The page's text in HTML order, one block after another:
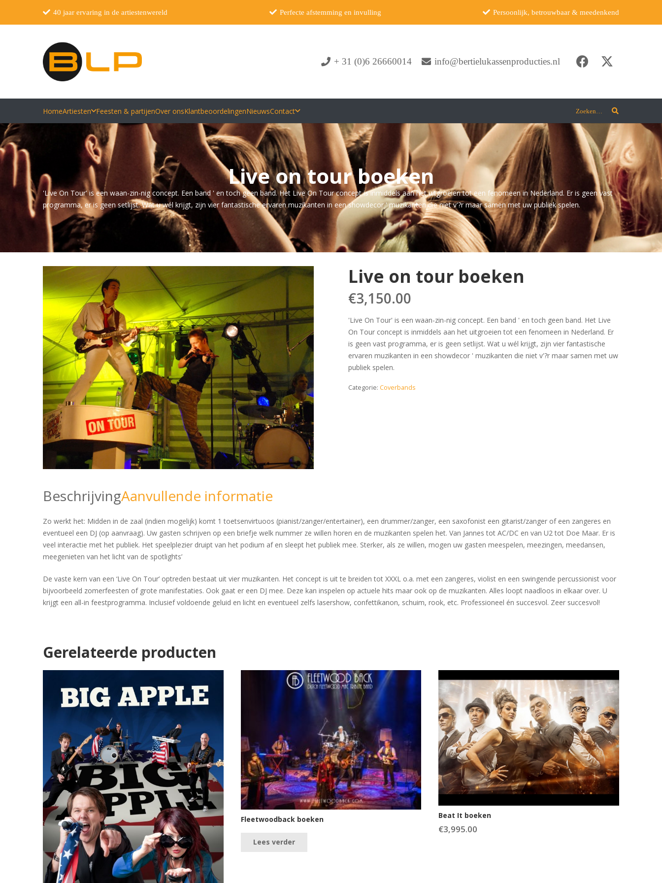
40 jaar ervaring in de artiestenwereld Perfecte afstemming en invulling Persoonlijk, betrouwbaar & meedenkend
+ 31 (0)6 26660014 info@bertielukassenproducties.nl
HomeArtiesten Feesten & partijenOver onsKlantbeoordelingenNieuwsContact Zoeken…
Live on tour boeken
'Live On Tour' is een waan-zin-nig concept. Een band ' en toch geen band. Het Live On Tour concept is inmiddels aan het uitgroeien tot een fenomeen in Nederland. Er is geen vast
programma, er is geen setlijst. Wat u wél krijgt, zijn vier fantastische ervaren muzikanten in een showdecor ' muzikanten die niet v'?r maar samen met uw publiek spelen.
Live on tour boeken
€3,150.00
'Live On Tour' is een waan-zin-nig concept. Een band ' en toch geen band. Het Live
On Tour concept is inmiddels aan het uitgroeien tot een fenomeen in Nederland. Er
is geen vast programma, er is geen setlijst. Wat u wél krijgt, zijn vier fantastische
ervaren muzikanten in een showdecor ' muzikanten die niet v'?r maar samen met uw
publiek spelen.
Categorie:Coverbands
BeschrijvingAanvullende informatie
Zo werkt het: Midden in de zaal (indien mogelijk) komt 1 toetsenvirtuoos (pianist/zanger/entertainer), een drummer/zanger, een saxofonist een gitarist/zanger of een zangeres en
eventueel een DJ (op aanvraag). Uw gasten schrijven op een briefje welk nummer ze willen horen en de muzikanten spelen het. Van Jannes tot AC/DC en van U2 tot Doe Maar. Er is
veel interactie met het publiek. Het speelplezier druipt van het podium af en sleept het publiek mee. Sterker, als ze willen, mogen uw gasten meespelen, meezingen, meedansen,
meegenieten van het licht van de spotlights’
De vaste kern van een ‘Live On Tour’ optreden bestaat uit vier muzikanten. Het concept is uit te breiden tot XXXL o.a. met een zangeres, violist en een swingende percussionist voor
bijvoorbeeld zomerfeesten of grote manifestaties. Ook gaat er een DJ mee. Deze kan inspelen op actuele hits maar ook op de muzikanten. Alles loopt naadloos in elkaar over. U
krijgt een all-in feestprogramma. Inclusief voldoende geluid en licht en eventueel zelfs lasershow, confettikanon, schuim, rook, etc. Professioneel én succesvol. Zeer succesvol!
Gerelateerde producten
Fleetwoodback boeken
Lees verder
Beat It boeken
€3,995.00